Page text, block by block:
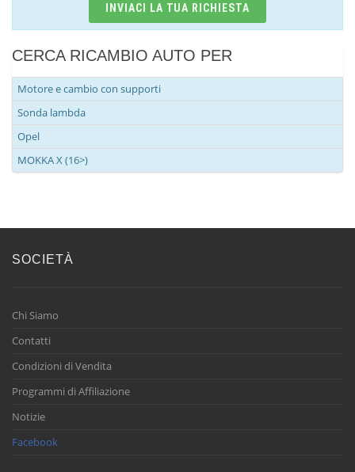
INVIACI LA TUA RICHIESTA
CERCA RICAMBIO AUTO PER
Motore e cambio con supporti
Sonda lambda
Opel
MOKKA X (16>)
SOCIETÀ
Chi Siamo
Contatti
Condizioni di Vendita
Programmi di Affiliazione
Notizie
Facebook